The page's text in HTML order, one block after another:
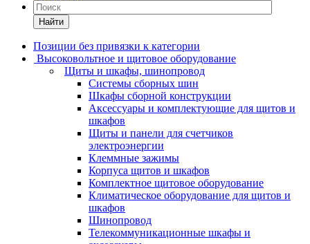
Найти
Позиции без привязки к категории
Высоковольтное и щитовое оборудование
Щиты и шкафы, шинопровод
Системы сборных шин
Шкафы сборной конструкции
Аксессуары и комплектующие для щитов и
шкафов
Щиты и панели для счетчиков
электроэнергии
Клеммные зажимы
Корпуса щитов и шкафов
Комплектное щитовое оборудование
Климатическое оборудование для щитов и
шкафов
Шинопровод
Телекоммуникационные шкафы и